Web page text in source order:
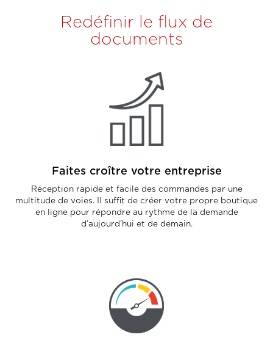
Redéfinir le flux de
documents
Faites croître votre entreprise
Réception rapide et facile des commandes par une
multitude de voies. Il suffit de créer votre propre boutique
en ligne pour répondre au rythme de la demande
d’aujourd’hui et de demain.